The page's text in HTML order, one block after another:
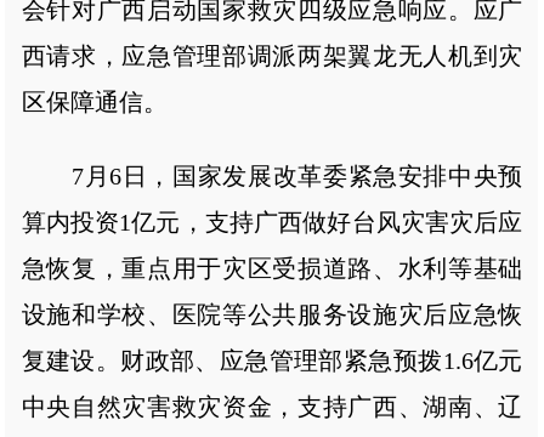
会针对广西启动国家救灾四级应急响应。应广
西请求，应急管理部调派两架翼龙无人机到灾
区保障通信。
7月6日，国家发展改革委紧急安排中央预
算内投资1亿元，支持广西做好台风灾害灾后应
急恢复，重点用于灾区受损道路、水利等基础
设施和学校、医院等公共服务设施灾后应急恢
复建设。财政部、应急管理部紧急预拨1.6亿元
中央自然灾害救灾资金，支持广西、湖南、辽